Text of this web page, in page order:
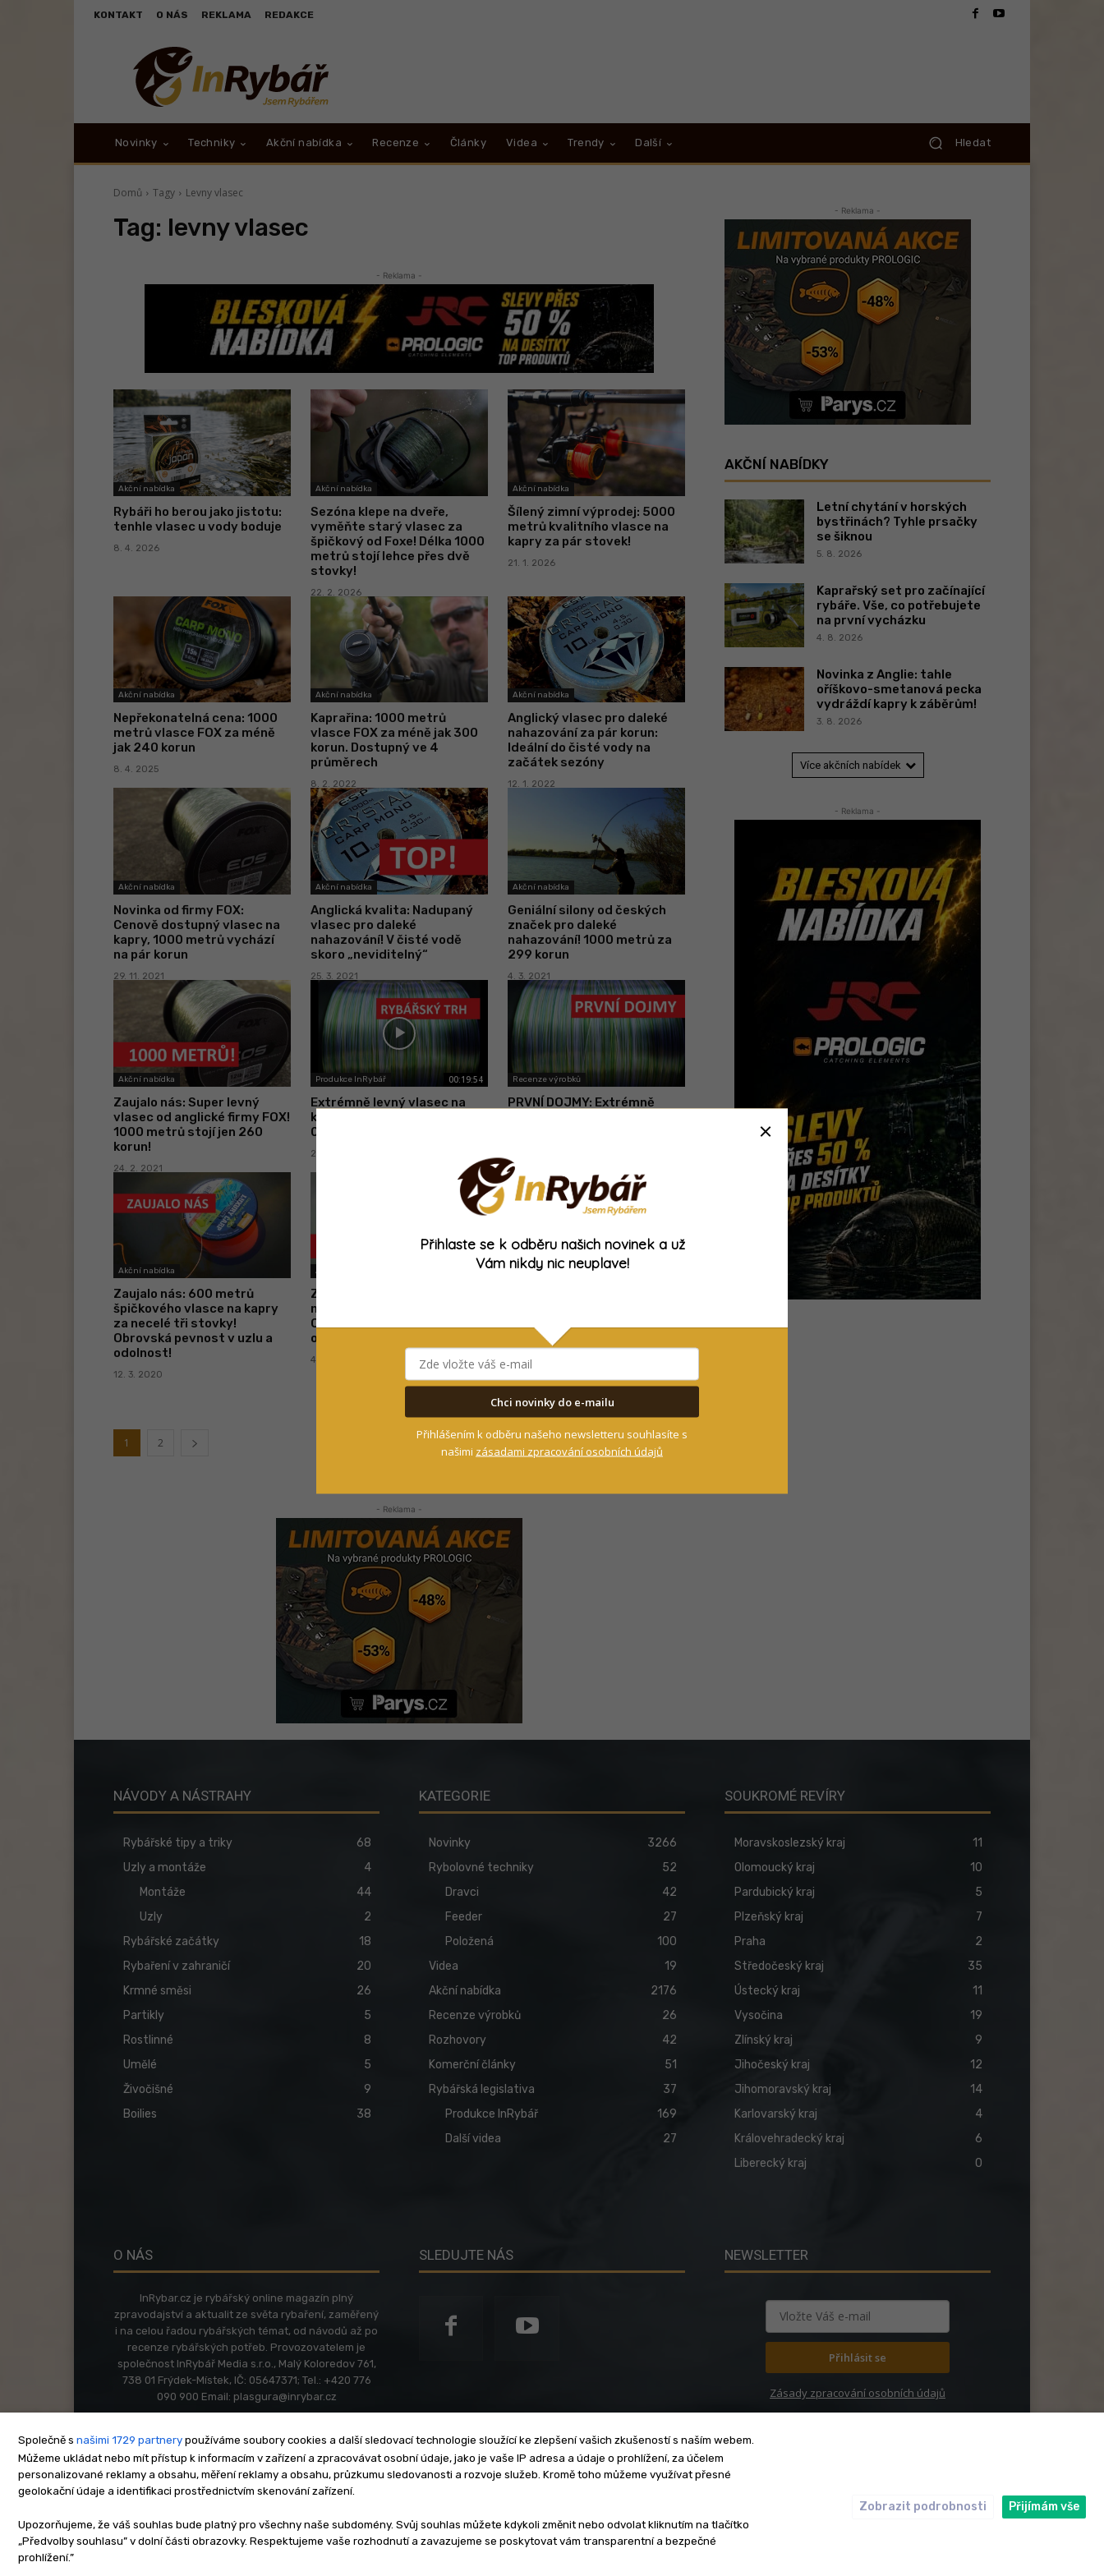
KONTAKT O NÁS REKLAMA REDAKCE
Novinky Techniky Akční nabídka Recenze Články Videa Trendy Další Hledat
Domů Tagy Levny vlasec
Tag: levny vlasec
- Reklama -
Akční nabídka
Rybáři ho berou jako jistotu:
tenhle vlasec u vody boduje
8. 4. 2026
Akční nabídka
Sezóna klepe na dveře,
vyměňte starý vlasec za
špičkový od Foxe! Délka 1000
metrů stojí lehce přes dvě
stovky!
22. 2. 2026
Akční nabídka
Šílený zimní výprodej: 5000
metrů kvalitního vlasce na
kapry za pár stovek!
21. 1. 2026
Akční nabídka
Nepřekonatelná cena: 1000
metrů vlasce FOX za méně
jak 240 korun
8. 4. 2025
Akční nabídka
Kaprařina: 1000 metrů
vlasce FOX za méně jak 300
korun. Dostupný ve 4
průměrech
8. 2. 2022
Akční nabídka
Anglický vlasec pro daleké
nahazování za pár korun:
Ideální do čisté vody na
začátek sezóny
12. 1. 2022
Akční nabídka
Novinka od firmy FOX:
Cenově dostupný vlasec na
kapry, 1000 metrů vychází
na pár korun
29. 11. 2021
Akční nabídka
Anglická kvalita: Nadupaný
vlasec pro daleké
nahazování! V čisté vodě
skoro „neviditelný“
25. 3. 2021
Akční nabídka
Geniální silony od českých
značek pro daleké
nahazování! 1000 metrů za
299 korun
4. 3. 2021
Akční nabídka
Zaujalo nás: Super levný
vlasec od anglické firmy FOX!
1000 metrů stojí jen 260
korun!
24. 2. 2021
Produkce InRybář 00:19:54
Extrémně levný vlasec na
kapry! Metr vychází jen na
0,165 korun
23. 3. 2020
Recenze výrobků
PRVNÍ DOJMY: Extrémně
Akční nabídka
Zaujalo nás: 600 metrů
špičkového vlasce na kapry
za necelé tři stovky!
Obrovská pevnost v uzlu a
odolnost!
12. 3. 2020
Akční nabídka
Zaujalo nás: Špičkový vlasec
na kapry za pár korun!
Obrovská pevnost v uzlu a
odolnost proti oděru!
4. 2. 2020
Akční nabídka
24. 10. 2019
1 2 Strana 1 z 2
- Reklama -
- Reklama -
AKČNÍ NABÍDKY
Letní chytání v horských
bystřinách? Tyhle prsačky
se šiknou
5. 8. 2026
Kaprařský set pro začínající
rybáře. Vše, co potřebujete
na první vycházku
4. 8. 2026
Novinka z Anglie: tahle
oříškovo-smetanová pecka
vydráždí kapry k záběrům!
3. 8. 2026
Více akčních nabídek
- Reklama -
NÁVODY A NÁSTRAHY
Rybářské tipy a triky
68
Uzly a montáže
4
Montáže
44
Uzly
2
Rybářské začátky
18
Rybaření v zahraničí
20
Krmné směsi
26
Partikly
5
Rostlinné
8
Umělé
5
Živočišné
9
Boilies
38
KATEGORIE
Novinky
3266
Rybolovné techniky
52
Dravci
42
Feeder
27
Položená
100
Videa
19
Akční nabídka
2176
Recenze výrobků
26
Rozhovory
42
Komerční články
51
Rybářská legislativa
37
Produkce InRybář
169
Další videa
27
SOUKROMÉ REVÍRY
Moravskoslezský kraj
11
Olomoucký kraj
10
Pardubický kraj
5
Plzeňský kraj
7
Praha
2
Středočeský kraj
35
Ústecký kraj
11
Vysočina
19
Zlínský kraj
9
Jihočeský kraj
12
Jihomoravský kraj
14
Karlovarský kraj
4
Královehradecký kraj
6
Liberecký kraj
0
O NÁS
InRybar.cz je rybářský online magazín plný
zpravodajství a aktualit ze světa rybaření, zaměřený
i na celou řadou rybářských témat, od návodů až po
recenze rybářských potřeb. Provozovatelem je
společnost InRybář Media s.r.o., Malý Koloredov 761,
738 01 Frýdek-Místek, IČ: 05647371; Tel.: +420 776
090 900 Email: plasgura@inrybar.cz
SLEDUJTE NÁS NEWSLETTER
Přihlásit se
Zásady zpracování osobních údajů
O nás Kontakt Reklama Zásady soukromí Privacy policy Cookies Etický kodex
Copyright © www.inrybar.cz 2013 - 2026 | Na veškerý materiál, který je zde uveřejněný, se vztahují autorská práva. Redakce InRybar.cz.
Společně s našimi 1729 partnery používáme soubory cookies a další sledovací technologie sloužící ke zlepšení vašich zkušeností s naším webem.
Můžeme ukládat nebo mít přístup k informacím v zařízení a zpracovávat osobní údaje, jako je vaše IP adresa a údaje o prohlížení, za účelem
personalizované reklamy a obsahu, měření reklamy a obsahu, průzkumu sledovanosti a rozvoje služeb. Kromě toho můžeme využívat přesné
geolokační údaje a identifikaci prostřednictvím skenování zařízení.
Upozorňujeme, že váš souhlas bude platný pro všechny naše subdomény. Svůj souhlas můžete kdykoli změnit nebo odvolat kliknutím na tlačítko
„Předvolby souhlasu” v dolní části obrazovky. Respektujeme vaše rozhodnutí a zavazujeme se poskytovat vám transparentní a bezpečné
prohlížení.”
Zobrazit podrobnosti Přijímám vše
Přihlaste se k odběru našich novinek a už
Vám nikdy nic neuplave!
Chci novinky do e-mailu
Přihlášením k odběru našeho newsletteru souhlasíte s
našimi zásadami zpracování osobních údajů